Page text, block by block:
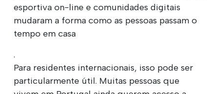
esportiva on-line e comunidades digitais
mudaram a forma como as pessoas passam o
tempo em casa
.
Para residentes internacionais, isso pode ser
particularmente útil. Muitas pessoas que